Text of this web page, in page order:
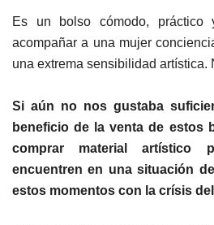
Es un bolso cómodo, práctico
acompañar a una mujer
una extrema sensibilidad artística.
Si aún no nos gustaba
beneficio de la venta de estos
comprar material artístico
encuentren en una situación
estos momentos con la crísis del